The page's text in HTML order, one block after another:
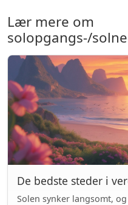
Lær mere om
solopgangs-/
De bedste steder i
Solen synker langsomt,